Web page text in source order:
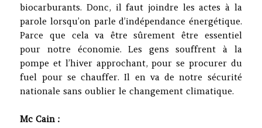
biocarburants. Donc, il faut joindre les actes à la
parole lorsqu’on parle d’indépendance énergétique.
Parce que cela va être sûrement être essentiel
pour notre économie. Les gens souffrent à la
pompe et l’hiver approchant, pour se procurer du
fuel pour se chauffer. Il en va de notre sécurité
nationale sans oublier le changement climatique.
Mc Cain :